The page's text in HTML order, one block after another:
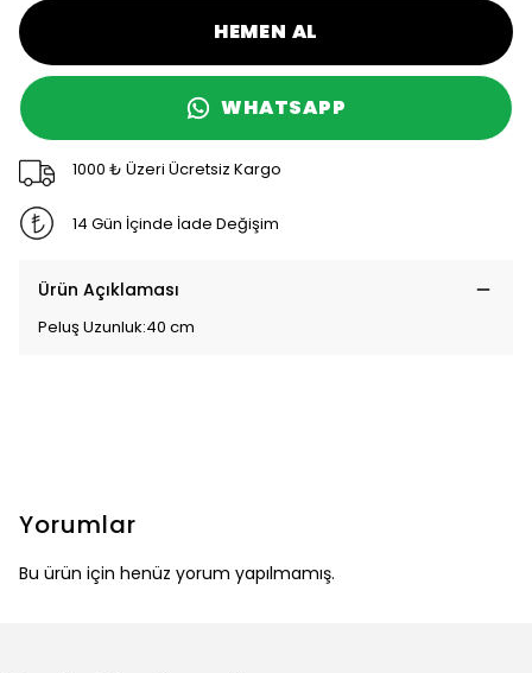
HEMEN AL
WHATSAPP
1000 ₺ Üzeri Ücretsiz Kargo
14 Gün İçinde İade Değişim
Ürün Açıklaması
Peluş Uzunluk:40 cm
Yorumlar
Bu ürün için henüz yorum yapılmamış.